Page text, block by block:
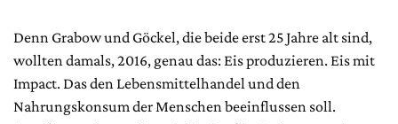
Denn Grabow und Göckel, die beide erst 25 Jahre alt sind,
wollten damals, 2016, genau das: Eis produzieren. Eis mit
Impact. Das den Lebensmittelhandel und den
Nahrungskonsum der Menschen beeinflussen soll.